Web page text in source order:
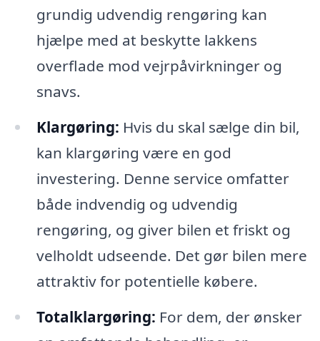
grundig udvendig rengøring kan
hjælpe med at beskytte lakkens
overflade mod vejrpåvirkninger og
snavs.
Klargøring: Hvis du skal sælge din bil,
kan klargøring være en god
investering. Denne service omfatter
både indvendig og udvendig
rengøring, og giver bilen et friskt og
velholdt udseende. Det gør bilen mere
attraktiv for potentielle købere.
Totalklargøring: For dem, der ønsker